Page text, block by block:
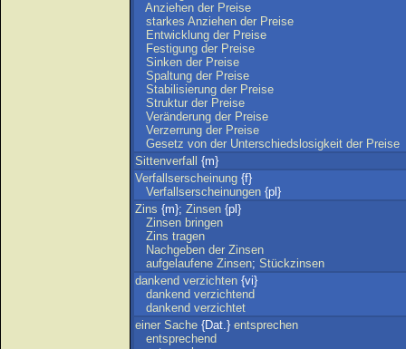
Anziehen der Preise
starkes Anziehen der Preise
Entwicklung der Preise
Festigung der Preise
Sinken der Preise
Spaltung der Preise
Stabilisierung der Preise
Struktur der Preise
Veränderung der Preise
Verzerrung der Preise
Gesetz von der Unterschiedslosigkeit der Preise
Sittenverfall {m}
Verfallserscheinung {f}
Verfallserscheinungen {pl}
Zins {m}; Zinsen {pl}
Zinsen bringen
Zins tragen
Nachgeben der Zinsen
aufgelaufene Zinsen; Stückzinsen
dankend verzichten {vi}
dankend verzichtend
dankend verzichtet
einer Sache {Dat.} entsprechen
entsprechend